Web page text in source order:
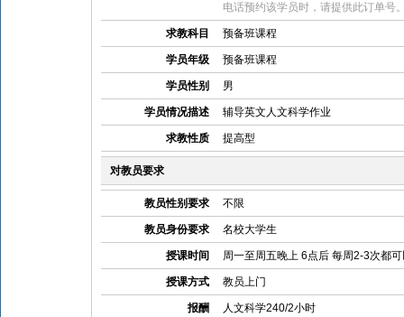
电话预约该学员时，请提供此订单号
求教科目 预备班课程
学员年级 预备班课程
学员性别 男
学员情况描述 辅导英文人文科学作业
求教性质 提高型
对教员要求
教员性别要求 不限
教员身份要求 名校大学生
授课时间 周一至周五晚上 6点后 每周2-3次都
授课方式 教员上门
报酬 人文科学240/2小时